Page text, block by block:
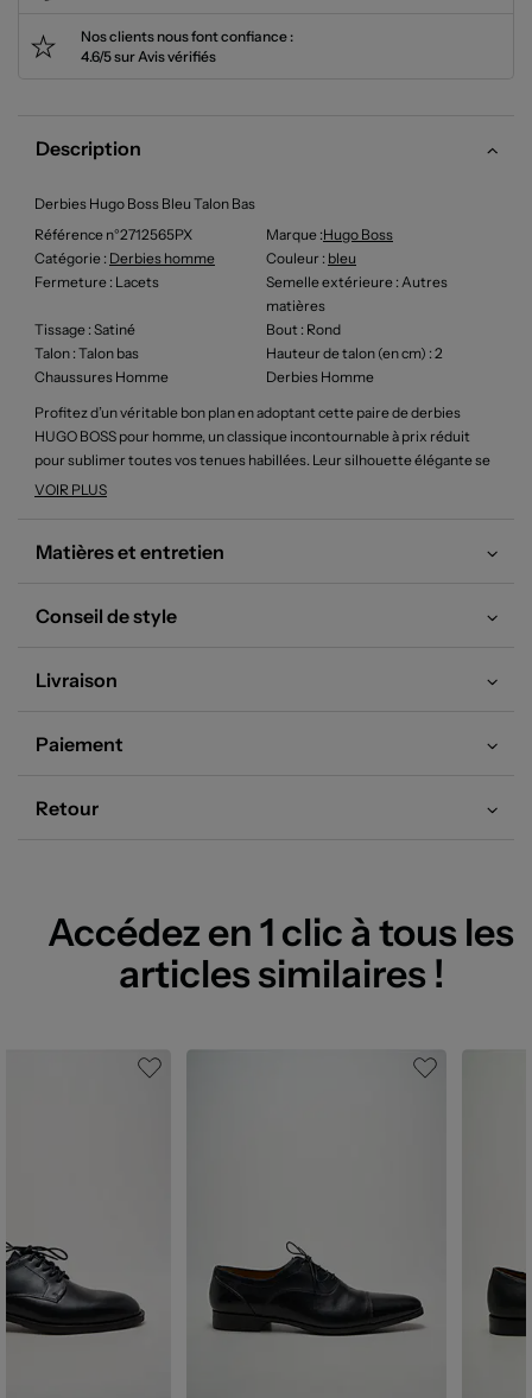
Nos clients nous font confiance :
4.6/5 sur Avis vérifiés
Description
Derbies Hugo Boss Bleu Talon Bas
Référence n°2712565PX
Marque :Hugo Boss
Catégorie : Derbies homme Couleur : bleu
Fermeture : Lacets Semelle extérieure : Autres
matières
Tissage : Satiné Bout : Rond
Talon : Talon bas Hauteur de talon (en cm) : 2
Chaussures Homme
Derbies Homme
Profitez d’un véritable bon plan en adoptant cette paire de derbies
HUGO BOSS pour homme, un classique incontournable à prix réduit
pour sublimer toutes vos tenues habillées. Leur silhouette élégante se
distingue par des lignes épurées et un laçage précis, tandis que la
plus décontractée avec une touche d’élégance sobre et accessible.
VOIR PLUS
Matières et entretien
Conseil de style
Livraison
Paiement
Retour
Accédez en 1 clic à tous les
articles similaires !